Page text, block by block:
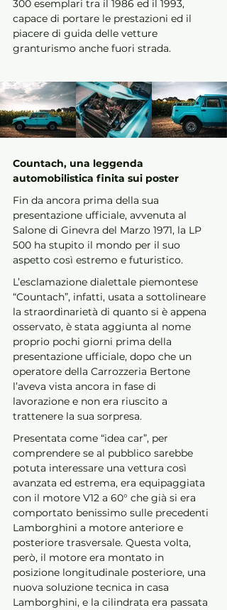
300 esemplari tra il 1986 ed il 1993,
capace di portare le prestazioni ed il
piacere di guida delle vetture
granturismo anche fuori strada.
Countach, una leggenda
automobilistica finita sui poster
Fin da ancora prima della sua
presentazione ufficiale, avvenuta al
Salone di Ginevra del Marzo 1971, la LP
500 ha stupito il mondo per il suo
aspetto così estremo e futuristico.
L’esclamazione dialettale piemontese
“Countach”, infatti, usata a sottolineare
la straordinarietà di quanto si è appena
osservato, è stata aggiunta al nome
proprio pochi giorni prima della
presentazione ufficiale, dopo che un
operatore della Carrozzeria Bertone
l’aveva vista ancora in fase di
lavorazione e non era riuscito a
trattenere la sua sorpresa.
Presentata come “idea car”, per
comprendere se al pubblico sarebbe
potuta interessare una vettura così
avanzata ed estrema, era equipaggiata
con il motore V12 a 60° che già si era
comportato benissimo sulle precedenti
Lamborghini a motore anteriore e
posteriore trasversale. Questa volta,
però, il motore era montato in
posizione longitudinale posteriore, una
nuova soluzione tecnica in casa
Lamborghini, e la cilindrata era passata